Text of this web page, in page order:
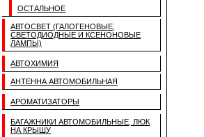
ОСТАЛЬНОЕ
АВТОСВЕТ (ГАЛОГЕНОВЫЕ,
СВЕТОДИОДНЫЕ И КСЕНОНОВЫЕ
ЛАМПЫ)
АВТОХИМИЯ
АНТЕННА АВТОМОБИЛЬНАЯ
АРОМАТИЗАТОРЫ
БАГАЖНИКИ АВТОМОБИЛЬНЫЕ, ЛЮК
НА КРЫШУ